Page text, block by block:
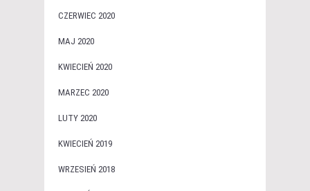
CZERWIEC 2020
MAJ 2020
KWIECIEŃ 2020
MARZEC 2020
LUTY 2020
KWIECIEŃ 2019
WRZESIEŃ 2018